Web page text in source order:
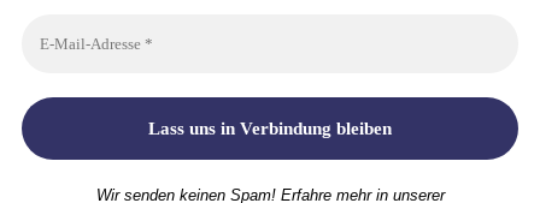
Wir senden keinen Spam! Erfahre mehr in unserer